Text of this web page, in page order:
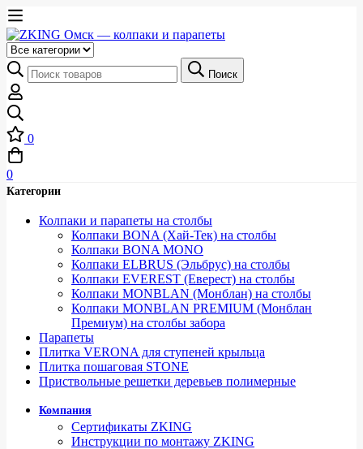
Выберите
категорию
Искать:
Поиск
0
0
Категории
Колпаки и парапеты на столбы
Колпаки BONA (Хай-Тек) на столбы
Колпаки BONA MONO
Колпаки ELBRUS (Эльбрус) на столбы
Колпаки EVEREST (Еверест) на столбы
Колпаки MONBLAN (Монблан) на столбы
Колпаки MONBLAN PREMIUM (Монблан
Премиум) на столбы забора
Парапеты
Плитка VERONA для ступеней крыльца
Плитка пошаговая STONE
Приствольные решетки деревьев полимерные
Компания
Сертификаты ZKING
Инструкции по монтажу ZKING